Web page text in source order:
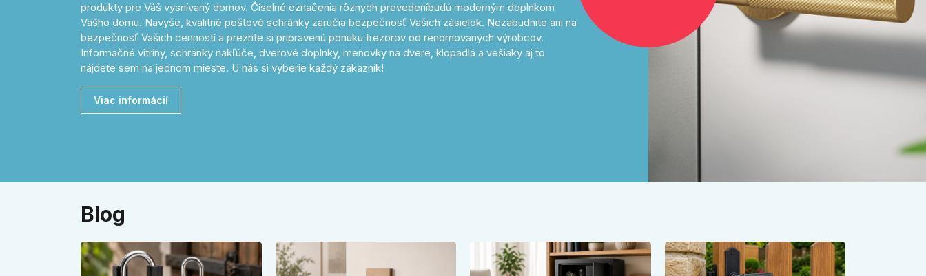
produkty pre Váš vysnívaný domov. Číselné označenia rôznych prevedeníbudú moderným doplnkom
Vášho domu. Navyše, kvalitné poštové schránky zaručia bezpečnosť Vašich zásielok. Nezabudnite ani na
bezpečnosť Vašich cenností a prezrite si pripravenú ponuku trezorov od renomovaných výrobcov.
Informačné vitríny, schránky nakľúče, dverové doplnky, menovky na dvere, klopadlá a vešiaky aj to
nájdete sem na jednom mieste. U nás si vyberie každý zákazník!
Viac informácií
Blog